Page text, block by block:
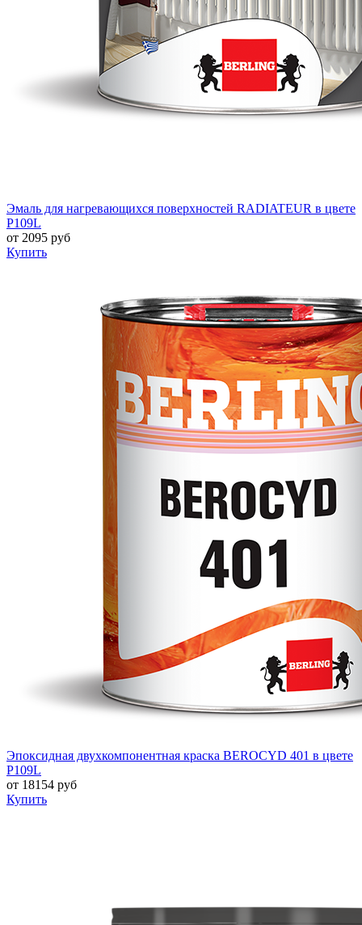
Эмаль для нагревающихся поверхностей RADIATEUR в цвете
P109L
от 2095 руб
Купить
Эпоксидная двухкомпонентная краска BEROCYD 401 в цвете
P109L
от 18154 руб
Купить